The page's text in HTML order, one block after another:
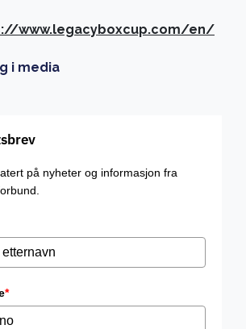
www.legacyboxcup.com/en/
i media
på nyheter og informasjon fra
*